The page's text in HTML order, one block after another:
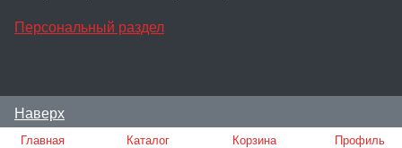
Персональный раздел
Наверх
© Мотосалон Мото-Тайм, 2024
Главная Каталог Корзина Профиль